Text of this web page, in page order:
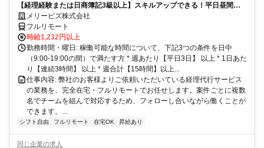
【経理経験または日商簿記3級以上】スキルアップできる！平日昼間３h
～。完全在宅で育児・介護中の方も大歓迎♪
メリービズ株式会社
フルリモート
時給1,232円以上
勤務時間・曜日: 稼働可能な時間について、下記3つの条件を日中
（9:00-19:00の間）で満たす方 * 週あたり【平日3日】 以上 * 1日あた
り【連続3時間】 以上 * 週合計【15時間】以上...
仕事内容: 弊社のお客様よりご依頼いただいている経理代行サービス
の業務を、完全在宅・フルリモートでお任せします。案件ごとに複数
名でチームを組んで対応するため、フォローし合いながら働くことが
できます。...
シフト自由 フルリモート 在宅OK 昇給あり
同じ企業の求人